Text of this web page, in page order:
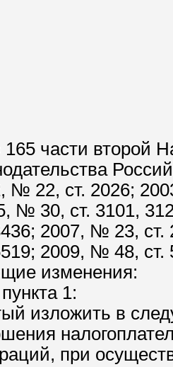
части второй
№ 22, ст. 2026;
№ 30, ст. 3101,
2007, № 23,
2009, № 48,
изменения:
1:
изложить в
при